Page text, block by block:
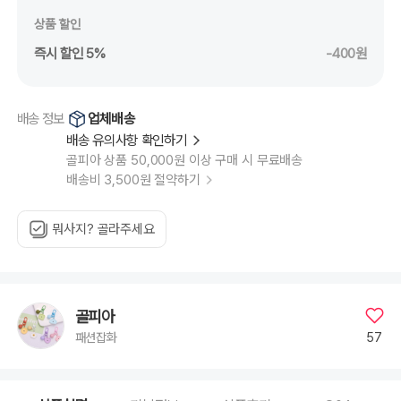
상품 할인
즉시 할인 5% -400원
배송 정보
업체배송
배송 유의사항 확인하기
골피아 상품 50,000원 이상 구매 시 무료배송
배송비 3,500원 절약하기
뭐사지? 골라주세요
골피아
패션잡화 57